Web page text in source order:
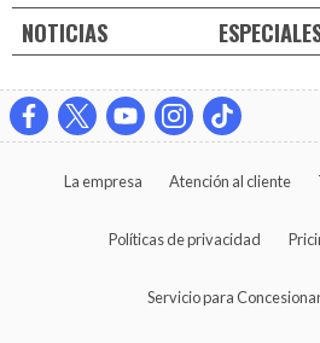
NOTICIAS
La empresa Atención al cliente
Políticas de privacidad
Servicio para